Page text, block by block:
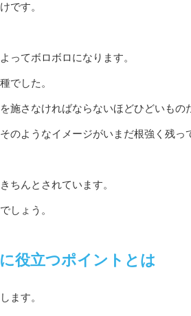
です。
ってボロボロになります。
でした。
施さなければならないほどひどいもの
のようなイメージがいまだ根強く残っ
ちんとされています。
しょう。
役立つポイントとは
ます。